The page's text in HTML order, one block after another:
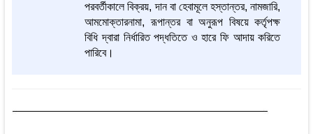
পরবর্তীকালে বিক্রয়, দান বা হেবামূলে হস্তান্তর, নামজারি,
আমমোক্তারনামা, রূপান্তর বা অনুরূপ বিষয়ে কর্তৃপক্ষ
বিধি দ্বারা নির্ধারিত পদ্ধতিতে ও হারে ফি আদায় করিতে
পারিবে।